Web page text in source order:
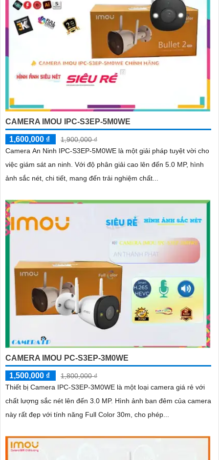
CAMERA IMOU IPC-S3EP-5M0WE
1,600,000 ₫
1,900,000 ₫
Camera An Ninh IPC-S3EP-5M0WE là một giải pháp tuyệt vời cho
việc giám sát an ninh. Với độ phân giải cao lên đến 5.0 MP, hình
ảnh sắc nét, chi tiết, mang đến trải nghiệm chất...
CAMERA IMOU PC-S3EP-3M0WE
1,500,000 ₫
1,800,000 ₫
Thiết bị Camera IPC-S3EP-3M0WE là một loại camera giá rẻ với
chất lượng sắc nét lên đến 3.0 MP. Hình ảnh ban đêm của camera
này rất đẹp với tính năng Full Color 30m, cho phép...